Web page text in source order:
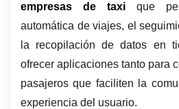
empresas de taxi que
automática de viajes, el
la recopilación de datos en
ofrecer aplicaciones tanto para
pasajeros que faciliten la
experiencia del usuario.